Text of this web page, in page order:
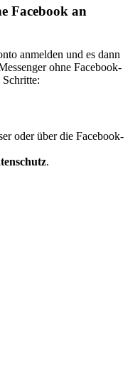
Facebook an
anmelden und es dann
ohne Facebook-
oder über die Facebook-
.